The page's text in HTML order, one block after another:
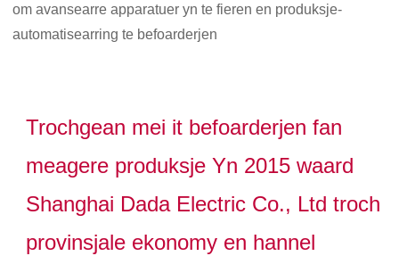
om avansearre apparatuer yn te fieren en produksje-
automatisearring te befoarderjen
Trochgean mei it befoarderjen fan
meagere produksje Yn 2015 waard
Shanghai Dada Electric Co., Ltd troch
provinsjale ekonomy en hannel